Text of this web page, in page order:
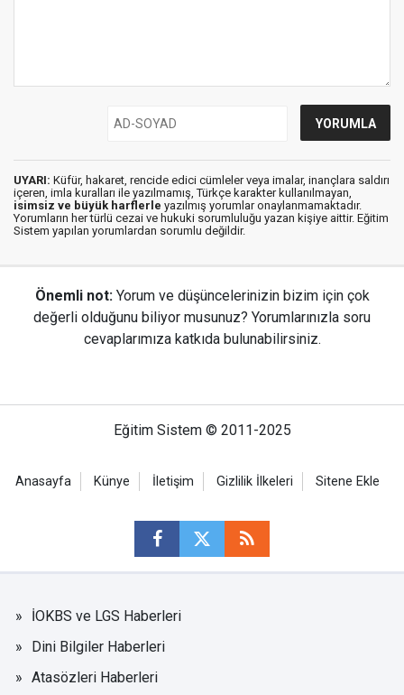
UYARI: Küfür, hakaret, rencide edici cümleler veya imalar, inançlara saldırı
içeren, imla kuralları ile yazılmamış, Türkçe karakter kullanılmayan,
isimsiz ve büyük harflerle yazılmış yorumlar onaylanmamaktadır.
Yorumların her türlü cezai ve hukuki sorumluluğu yazan kişiye aittir. Eğitim
Sistem yapılan yorumlardan sorumlu değildir.
Önemli not: Yorum ve düşüncelerinizin bizim için çok
değerli olduğunu biliyor musunuz? Yorumlarınızla soru
cevaplarımıza katkıda bulunabilirsiniz.
Eğitim Sistem © 2011-2025
Anasayfa Künye İletişim Gizlilik İlkeleri Sitene Ekle
İOKBS ve LGS Haberleri
Dini Bilgiler Haberleri
Atasözleri Haberleri